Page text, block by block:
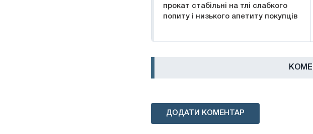
прокат стабільні на тлі слабкого
попиту і низького апетиту покупців
ДОДАТИ КОМЕНТАР